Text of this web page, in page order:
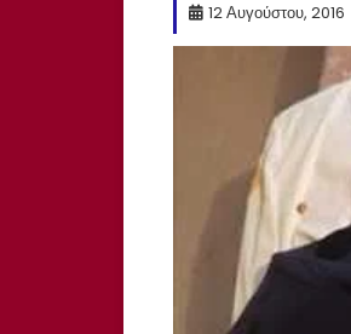
12 Αυγούστου, 2016